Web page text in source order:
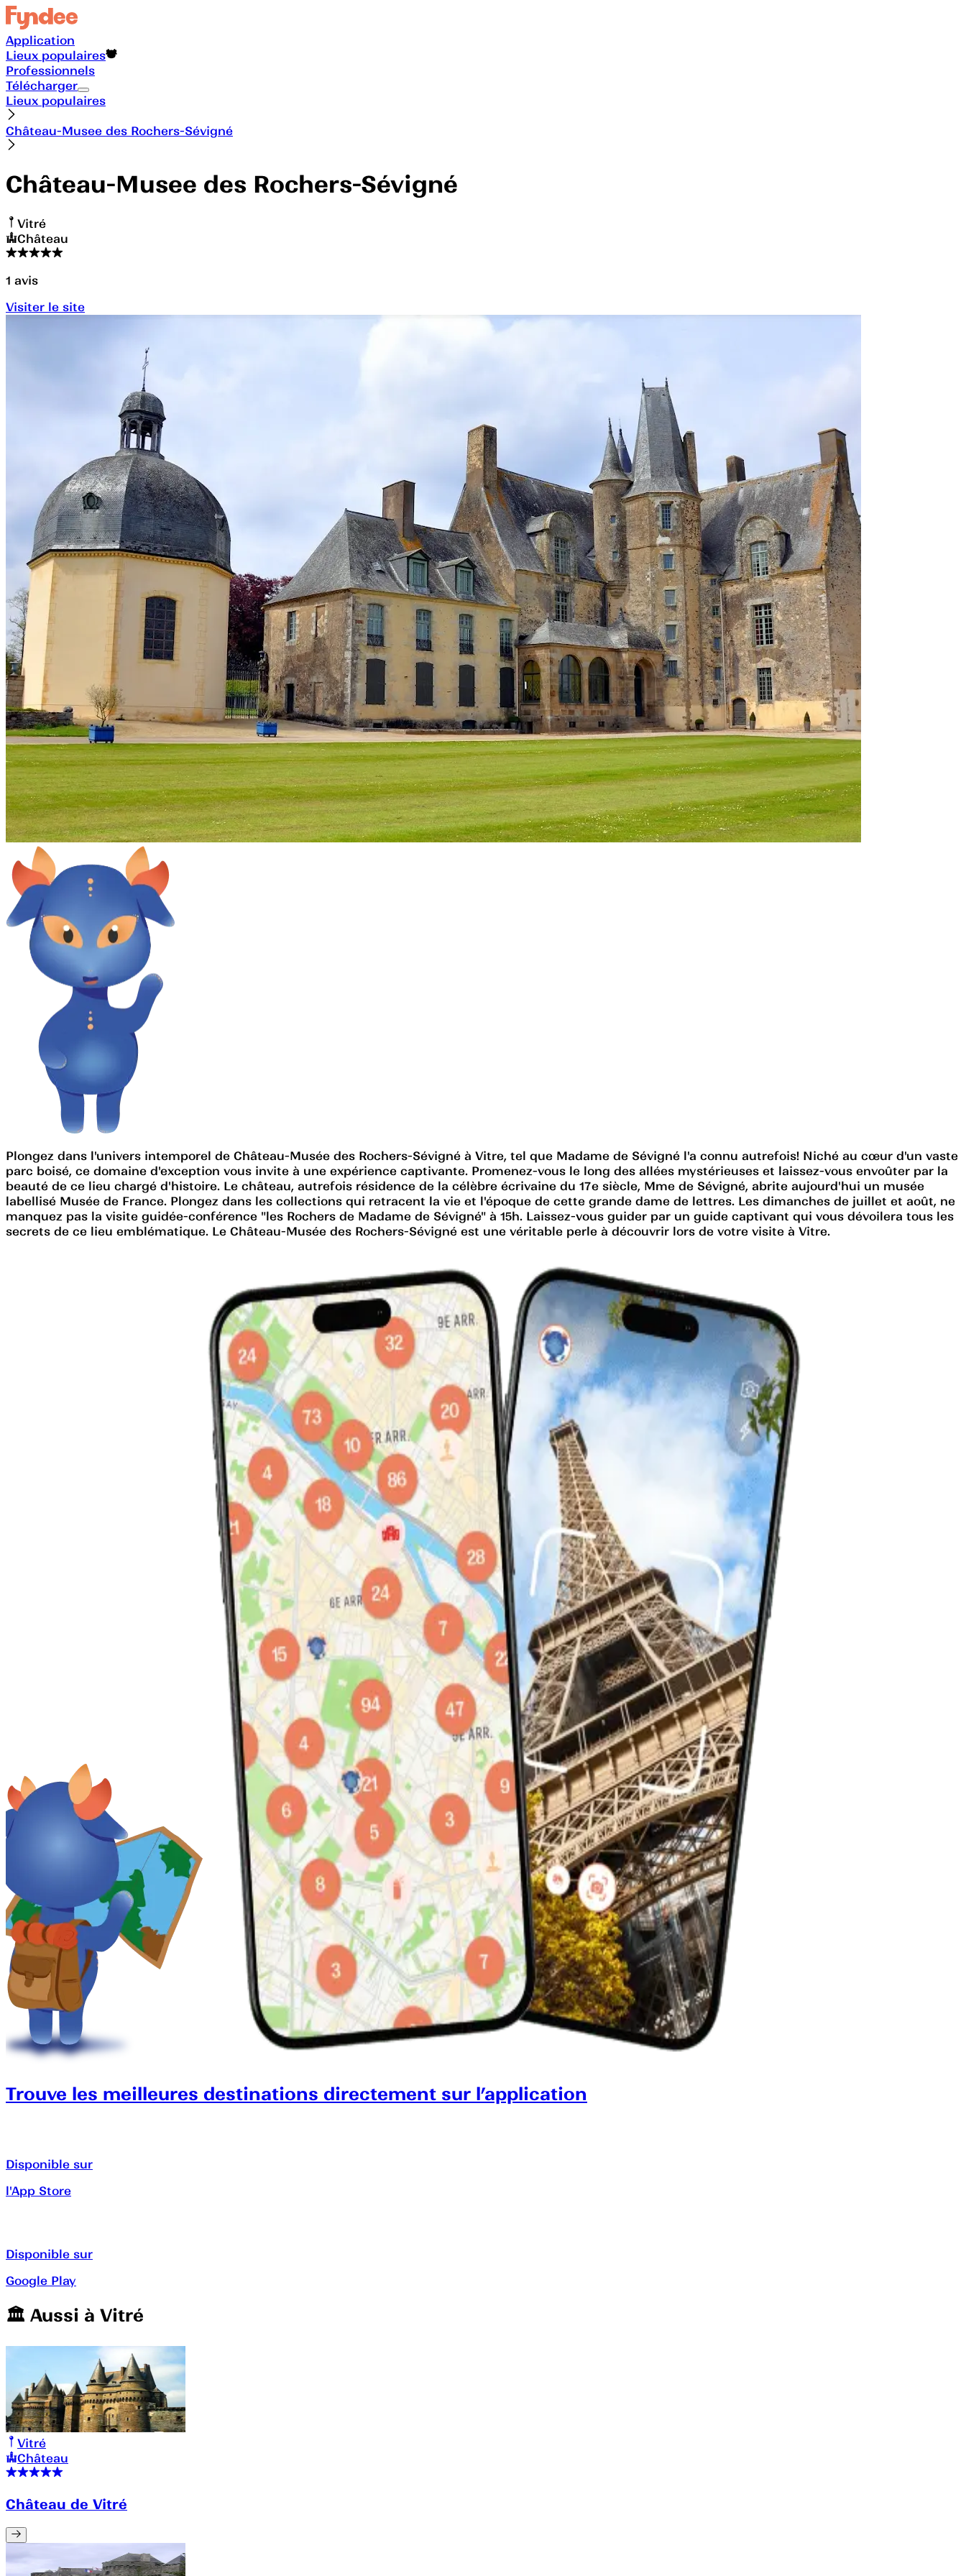
Application
Lieux populaires
Professionnels
Télécharger
Lieux populaires
Château-Musee des Rochers-Sévigné
Château-Musee des Rochers-Sévigné
Vitré
Château
1 avis
Visiter le site
Plongez dans l'univers intemporel de Château-Musée des Rochers-Sévigné à Vitre, tel que Madame de Sévigné l'a connu autrefois! Niché au cœur d'un vaste
parc boisé, ce domaine d'exception vous invite à une expérience captivante. Promenez-vous le long des allées mystérieuses et laissez-vous envoûter par la
beauté de ce lieu chargé d'histoire. Le château, autrefois résidence de la célèbre écrivaine du 17e siècle, Mme de Sévigné, abrite aujourd'hui un musée
labellisé Musée de France. Plongez dans les collections qui retracent la vie et l'époque de cette grande dame de lettres. Les dimanches de juillet et août, ne
manquez pas la visite guidée-conférence "les Rochers de Madame de Sévigné" à 15h. Laissez-vous guider par un guide captivant qui vous dévoilera tous les
secrets de ce lieu emblématique. Le Château-Musée des Rochers-Sévigné est une véritable perle à découvrir lors de votre visite à Vitre.
Trouve les meilleures destinations directement sur l’application
Disponible sur
l'App Store
Disponible sur
Google Play
🏛️️ Aussi à Vitré
Vitré
Château
Château de Vitré